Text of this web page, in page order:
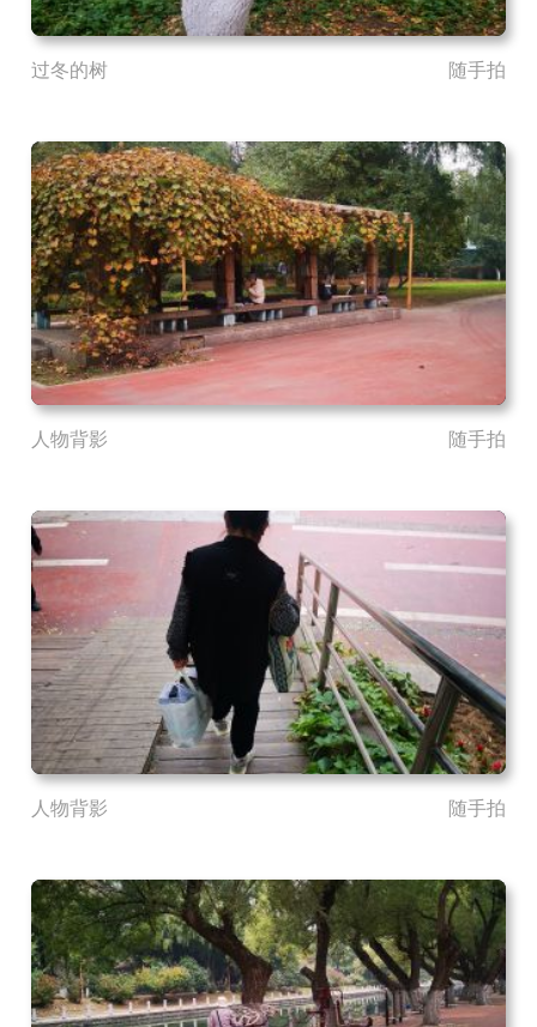
过冬的树 随手拍
人物背影 随手拍
人物背影 随手拍